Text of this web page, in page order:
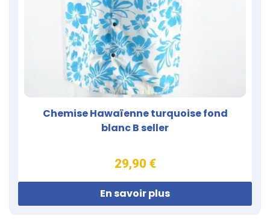
Chemise Hawaïenne turquoise fond
blanc B seller
29,90 €
En savoir plus